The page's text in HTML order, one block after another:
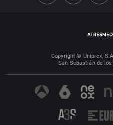
Copyright © Uniprex,
San Sebastián de